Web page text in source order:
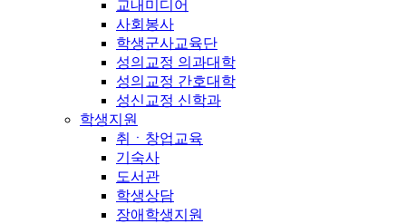
교내미디어
사회봉사
학생군사교육단
성의교정 의과대학
성의교정 간호대학
성신교정 신학과
학생지원
취ㆍ창업교육
기숙사
도서관
학생상담
장애학생지원